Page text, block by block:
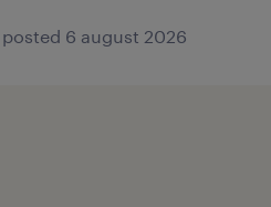
posted 6 august 2026